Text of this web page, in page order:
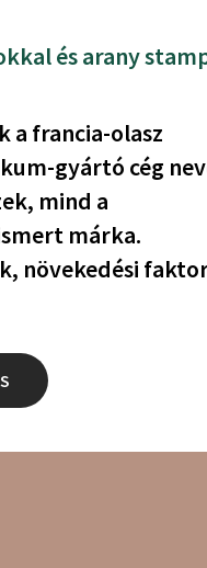
és arany
a francia-olasz
gyártó cég
mind a
márka.
növekedési